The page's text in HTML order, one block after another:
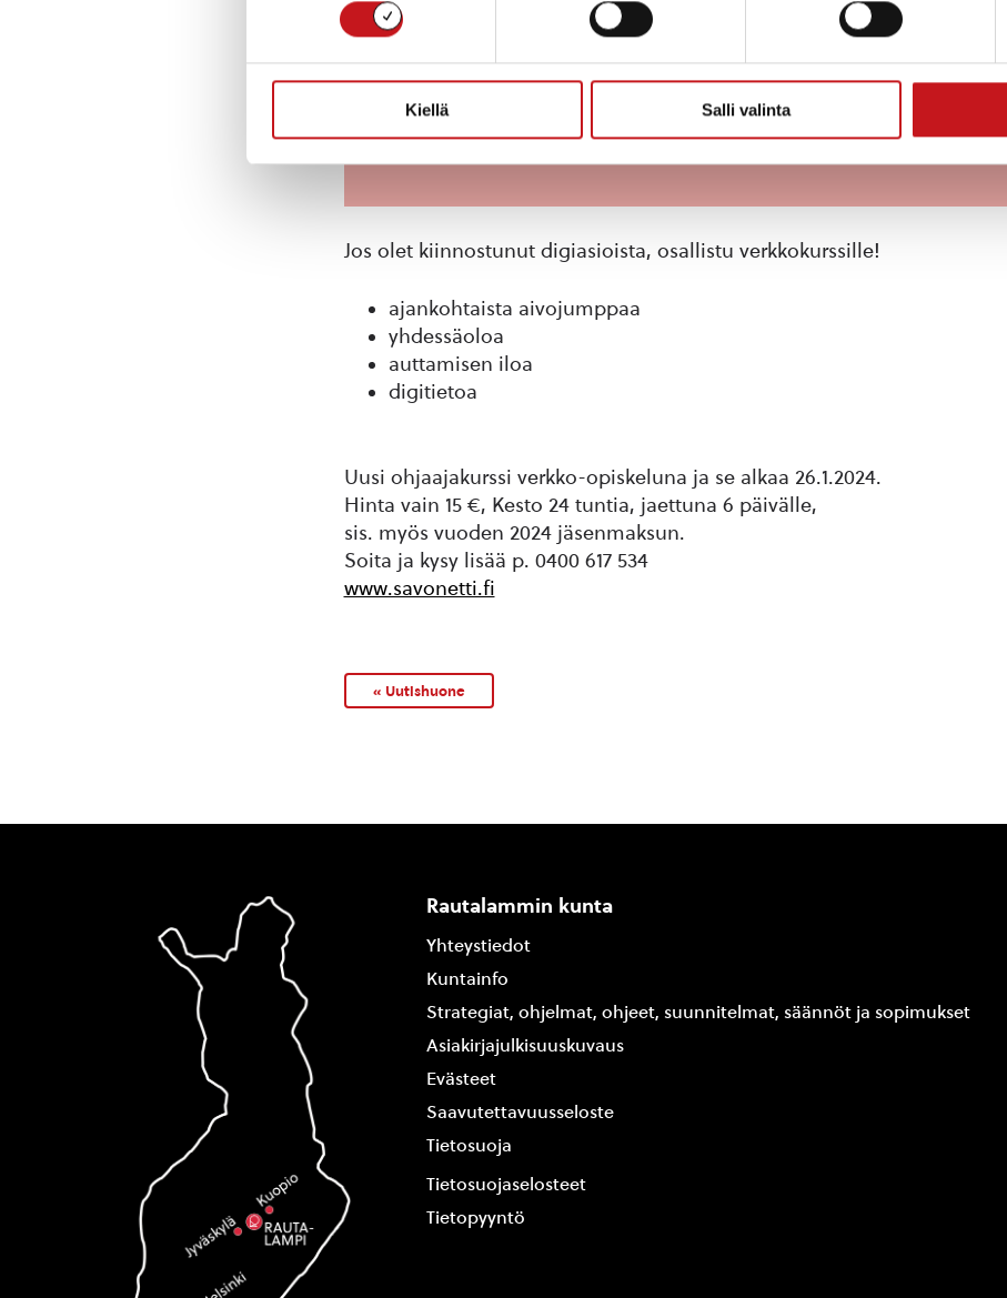
Kiellä Salli valinta
Jos olet kiinnostunut digiasioista, osallistu verkkokurssille!
ajankohtaista aivojumppaa
yhdessäoloa
auttamisen iloa
digitietoa
Uusi ohjaajakurssi verkko-opiskeluna ja se alkaa 26.1.2024.
Hinta vain 15 €, Kesto 24 tuntia, jaettuna 6 päivälle,
sis. myös vuoden 2024 jäsenmaksun.
Soita ja kysy lisää p. 0400 617 534
www.savonetti.fi
« Uutishuone
Rautalammin kunta
Yhteystiedot
Kuntainfo
Strategiat, ohjelmat, ohjeet, suunnitelmat, säännöt ja sopimukset
Asiakirjajulkisuuskuvaus
Evästeet
Saavutettavuusseloste
Tietosuoja
Tietosuojaselosteet
Tietopyyntö